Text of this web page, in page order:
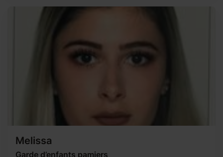
Melissa
Garde d’enfants pamiers